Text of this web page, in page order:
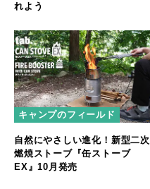
れよう
キャンプのフィールド
自然にやさしい進化！新型二次
燃焼ストーブ『缶ストーブ
EX』10月発売